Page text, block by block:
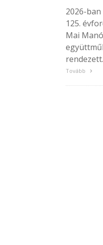
2026-
125.
Mai
Tovább